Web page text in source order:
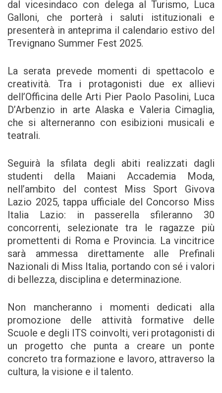
dal vicesindaco con delega al Turismo, Luca
Galloni, che porterà i saluti istituzionali e
presenterà in anteprima il calendario estivo del
Trevignano Summer Fest 2025.
La serata prevede momenti di spettacolo e
creatività. Tra i protagonisti due ex allievi
dell’Officina delle Arti Pier Paolo Pasolini, Luca
D’Arbenzio in arte Alaska e Valeria Cimaglia,
che si alterneranno con esibizioni musicali e
teatrali.
Seguirà la sfilata degli abiti realizzati dagli
studenti della Maiani Accademia Moda,
nell’ambito del contest Miss Sport Givova
Lazio 2025, tappa ufficiale del Concorso Miss
Italia Lazio: in passerella sfileranno 30
concorrenti, selezionate tra le ragazze più
promettenti di Roma e Provincia. La vincitrice
sarà ammessa direttamente alle Prefinali
Nazionali di Miss Italia, portando con sé i valori
di bellezza, disciplina e determinazione.
Non mancheranno i momenti dedicati alla
promozione delle attività formative delle
Scuole e degli ITS coinvolti, veri protagonisti di
un progetto che punta a creare un ponte
concreto tra formazione e lavoro, attraverso la
cultura, la visione e il talento.